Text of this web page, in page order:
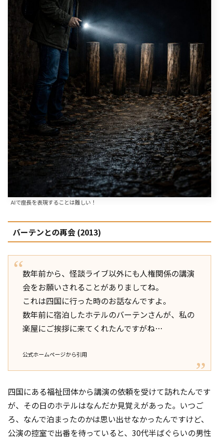
AIで座長を表現することは難しい！
バーテンとの再会 (2013)
数年前から、怪談ライブ以外にも人権関係の講演
会をお願いされることがありましてね。
これは四国に行った時のお話なんですよ。
数年前に宿泊したホテルのバーテンさんが、私の
楽屋にご挨拶に来てくれたんですがね…
公式ホームページから引用
四国にある福祉団体から講演の依頼を受けて訪れたんです
が、その日のホテルはなんだか見覚えがあった。いつご
ろ、なんで泊まったのかは思い出せなかったんですけど、
公演の控室で出番を待っていると、30代半ばぐらいの男性